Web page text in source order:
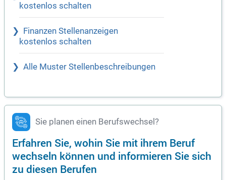
kostenlos schalten
Finanzen Stellenanzeigen
kostenlos schalten
Alle Muster Stellenbeschreibungen
Sie planen einen Berufswechsel?
Erfahren Sie, wohin Sie mit ihrem Beruf
wechseln können und informieren Sie sich
zu diesen Berufen